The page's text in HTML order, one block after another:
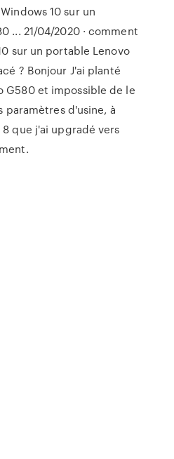
10 sur un
... 21/04/2020 · comment
sur un portable Lenovo
? Bonjour J'ai planté
G580 et impossible de le
d'usine, à
que j'ai upgradé vers